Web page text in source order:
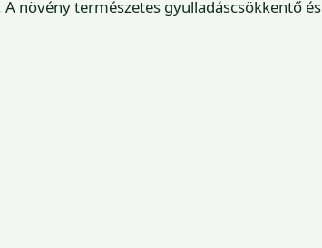
növény természetes gyulladáscsökkentő és